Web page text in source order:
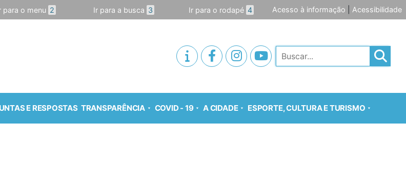
para o menu 2 Ir para a busca 3 Ir para o rodapé 4 Acesso à informação Acessibilidade
Pesquisar
E RESPOSTAS TRANSPARÊNCIA COVID - 19 A CIDADE ESPORTE, CULTURA E TURISMO